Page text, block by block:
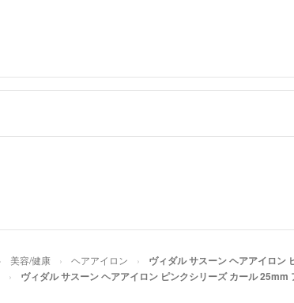
美容/健康 ヘアアイロン ヴィダル サスーン ヘアアイロン
ヴィダル サスーン ヘアアイロン ピンクシリーズ カール 25mm